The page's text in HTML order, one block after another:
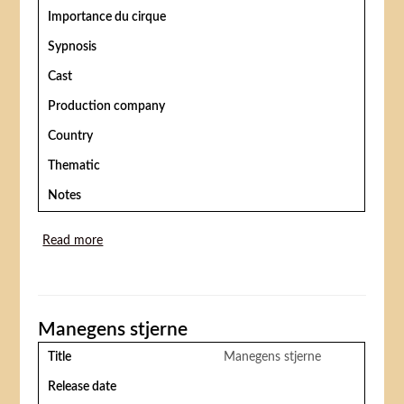
Importance du cirque
Sypnosis
Cast
Production company
Country
Thematic
Notes
Read more
Manegens stjerne
Title Manegens stjerne
Release date